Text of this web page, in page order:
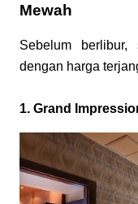
Mewah
Sebelum berlibur,
dengan harga
1. Grand